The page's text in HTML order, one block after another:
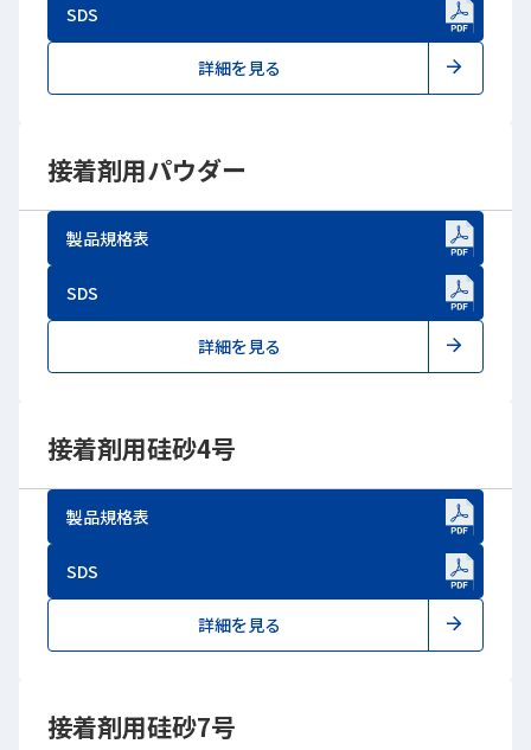
SDS
新しいWindowで開きます
詳細を見る
接着剤用パウダー
製品規格表
新しいWindowで開きます
SDS
新しいWindowで開きます
詳細を見る
接着剤用硅砂4号
製品規格表
新しいWindowで開きます
SDS
新しいWindowで開きます
詳細を見る
接着剤用硅砂7号